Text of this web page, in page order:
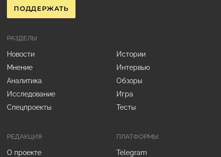
ПОДДЕРЖАТЬ
РЕДАКЦИЯ
О проекте
РАЗДЕЛЫ
Новости
Истории
Мнение
Интервью
Аналитика
Обзоры
Исследование
Игра
Спецпроекты
Тесты
ПЛАТФОРМЫ
Telegram